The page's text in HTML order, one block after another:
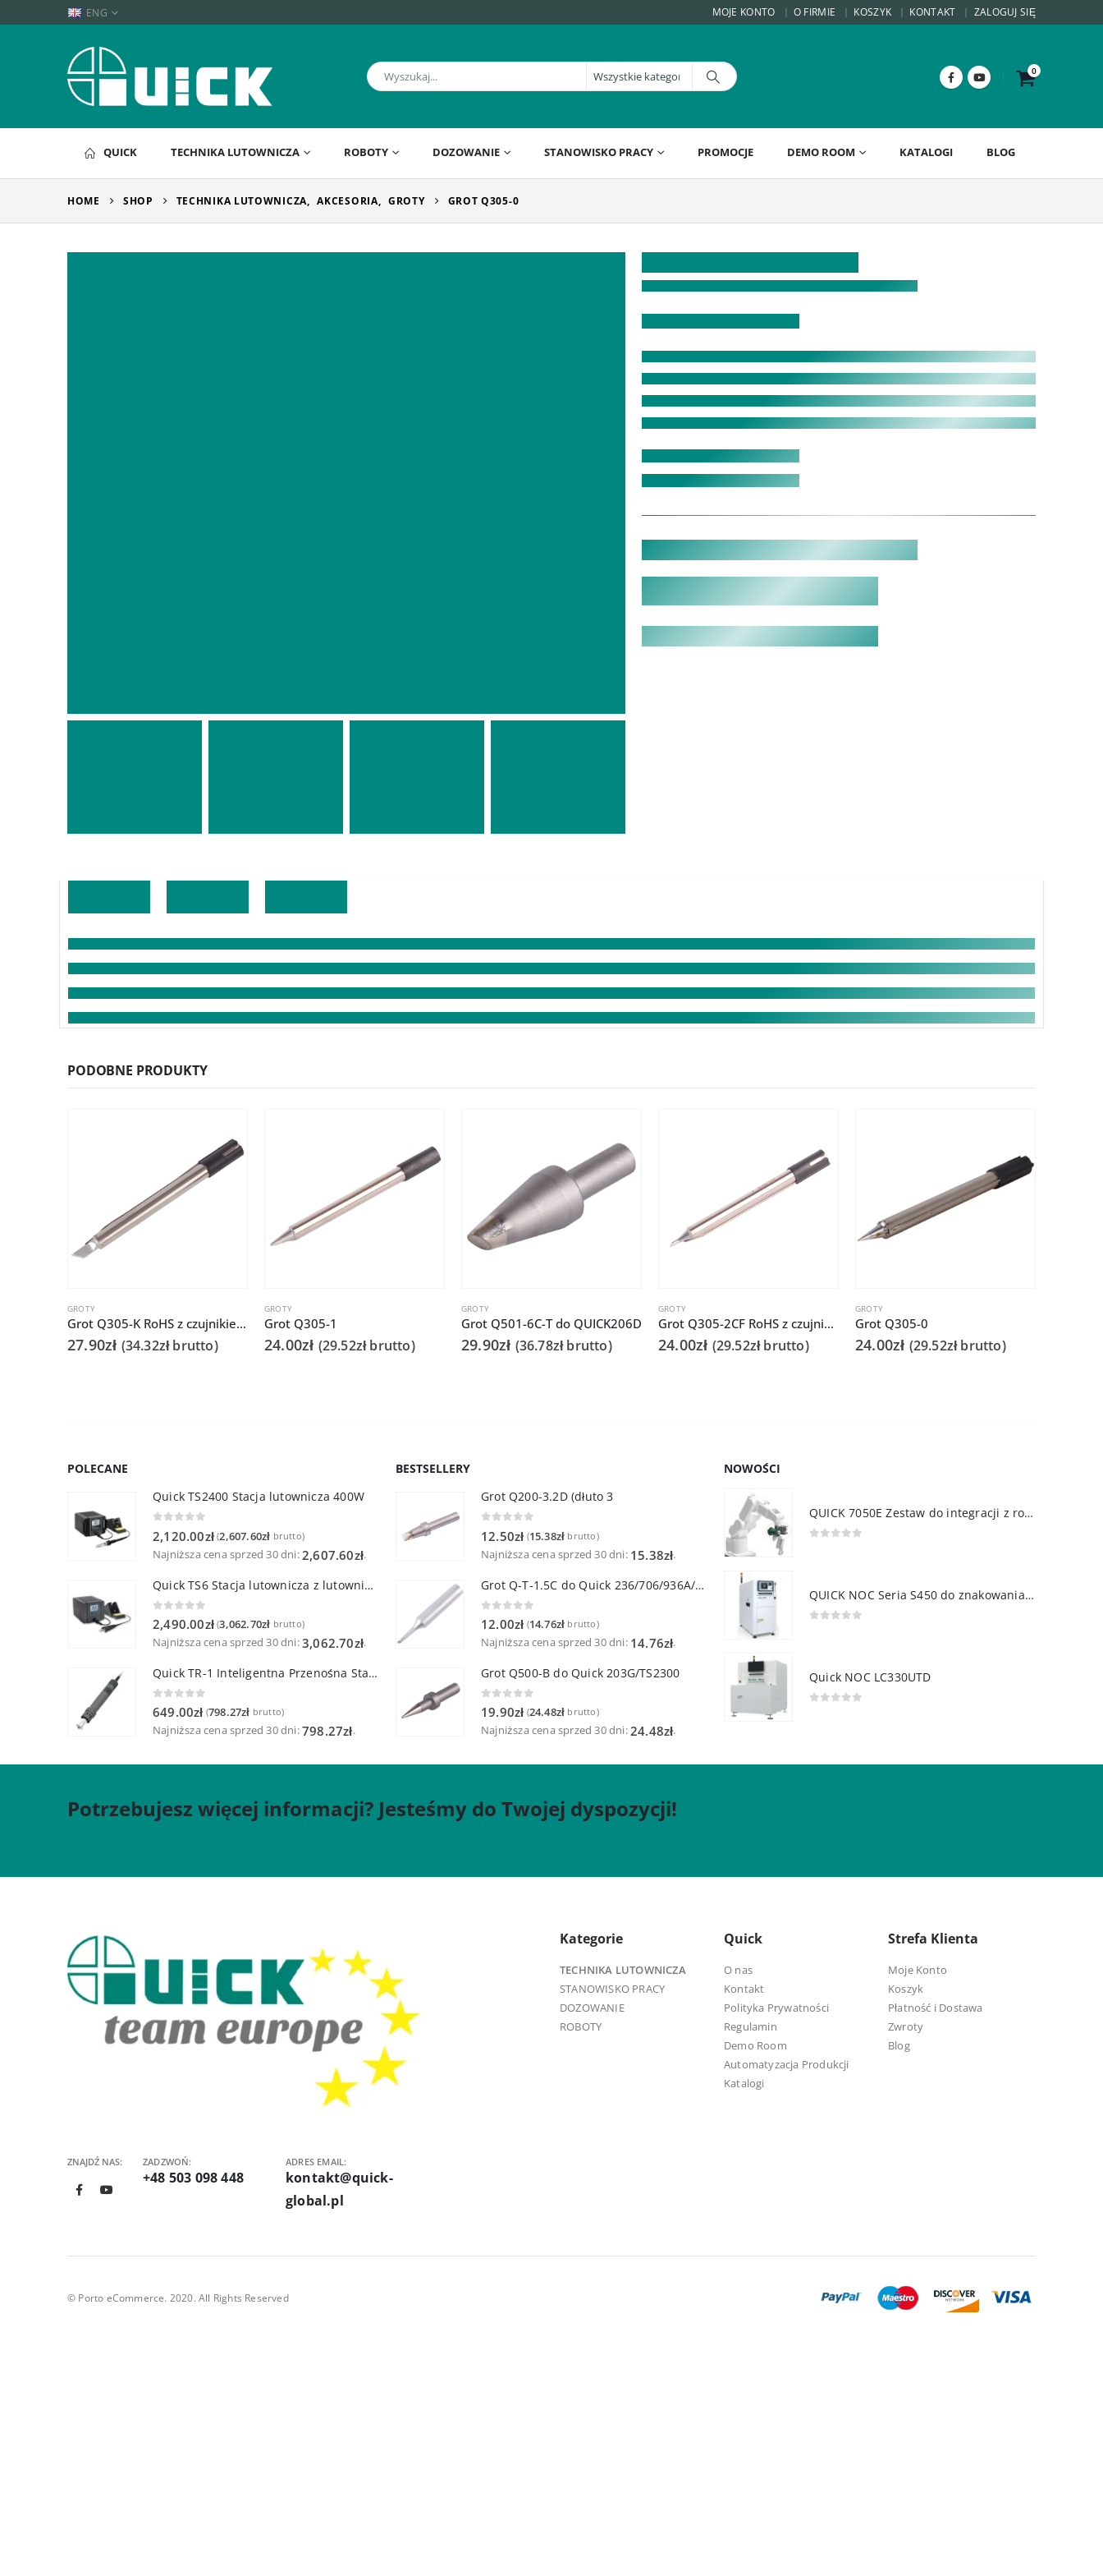
ENG MOJE KONTO O FIRMIE KOSZYK KONTAKT ZALOGUJ SIĘ
0
QUICK TECHNIKA LUTOWNICZA ROBOTY DOZOWANIE STANOWISKO PRACY PROMOCJE DEMO ROOM KATALOGI BLOG
HOME SHOP TECHNIKA LUTOWNICZA, AKCESORIA, GROTY GROT Q305-0
PODOBNE PRODUKTY
GROTY
Grot Q305-K RoHS z czujnikiem do QUICK303D
27.90zł (34.32złbrutto)
GROTY
Grot Q305-1
24.00zł (29.52złbrutto)
GROTY
Grot Q501-6C-T do QUICK206D
29.90zł (36.78złbrutto)
GROTY
Grot Q305-2CF RoHS z czujnikiem do Quick 303D
24.00zł (29.52złbrutto)
GROTY
Grot Q305-0
24.00zł (29.52złbrutto)
POLECANE
Quick TS2400 Stacja lutownicza 400W
2,120.00zł (2,607.60zł brutto)
Najniższa cena sprzed 30 dni:2,607.60zł.
Quick TS6 Stacja lutownicza z lutownicą pincetową 60W
2,490.00zł (3,062.70zł brutto)
Najniższa cena sprzed 30 dni:3,062.70zł.
Quick TR-1 Inteligentna Przenośna Stacja Hot-Air
0 out of 5
649.00zł (798.27zł brutto)
Najniższa cena sprzed 30 dni:798.27zł.
BESTSELLERY
Grot Q200-3.2D (dłuto 3
12.50zł (15.38zł brutto)
Najniższa cena sprzed 30 dni: 15.38zł.
Grot Q-T-1.5C do Quick 236/706/936A/3104/3102/TS1100
12.00zł (14.76zł brutto)
Najniższa cena sprzed 30 dni: 14.76zł.
Grot Q500-B do Quick 203G/TS2300
0 out of 5
19.90zł (24.48zł brutto)
Najniższa cena sprzed 30 dni:24.48zł.
NOWOŚCI
QUICK 7050E Zestaw do integracji z robotem
QUICK NOC Seria S450 do znakowania PCB
Quick NOC LC330UTD
Potrzebujesz więcej informacji? Jesteśmy do Twojej dyspozycji!
ZNAJDŹ NAS: ZADZWOŃ:
+48 503 098 448
ADRES EMAIL:
kontakt@quick-
global.pl
Kategorie
TECHNIKA LUTOWNICZA
STANOWISKO PRACY
DOZOWANIE
ROBOTY
Quick
O nas
Kontakt
Polityka Prywatności
Regulamin
Demo Room
Automatyzacja Produkcji
Katalogi
Strefa Klienta
Moje Konto
Koszyk
Płatność i Dostawa
Zwroty
Blog
© Porto eCommerce. 2020. All Rights Reserved